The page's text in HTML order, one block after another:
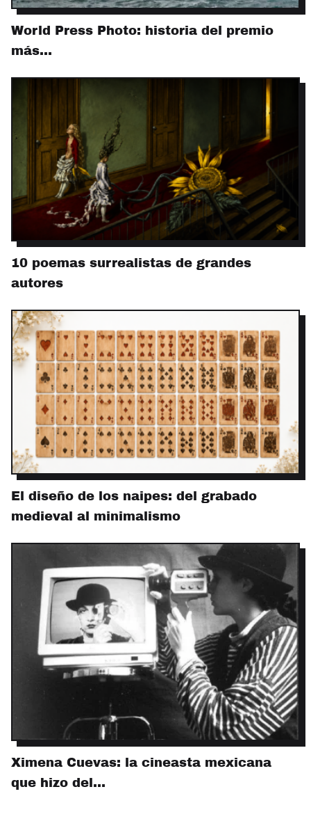
World Press Photo: historia del premio
más…
10 poemas surrealistas de grandes
autores
El diseño de los naipes: del grabado
medieval al minimalismo
Ximena Cuevas: la cineasta mexicana
que hizo del…